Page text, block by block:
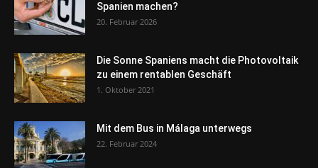
Spanien machen?
20. Februar 2026
Die Sonne Spaniens macht die Photovoltaik
zu einem rentablen Geschäft
1. Oktober 2021
Mit dem Bus in Málaga unterwegs
22. Februar 2024